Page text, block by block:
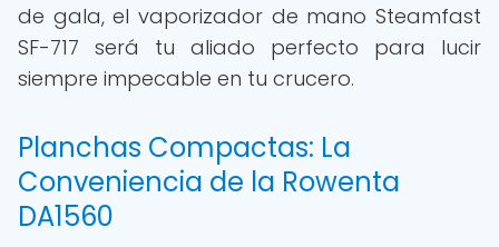
de gala, el vaporizador de mano Steamfast
SF-717 será tu aliado perfecto para lucir
siempre impecable en tu crucero.
Planchas Compactas: La
Conveniencia de la Rowenta
DA1560